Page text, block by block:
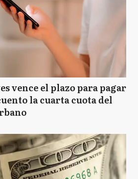
vence el plazo para pagar
la cuarta cuota del